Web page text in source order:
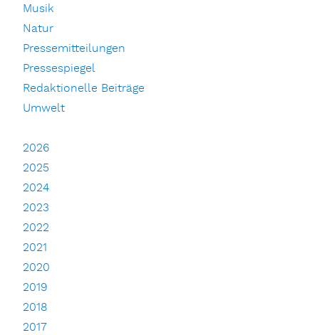
Musik
Natur
Pressemitteilungen
Pressespiegel
Redaktionelle Beiträge
Umwelt
2026
2025
2024
2023
2022
2021
2020
2019
2018
2017